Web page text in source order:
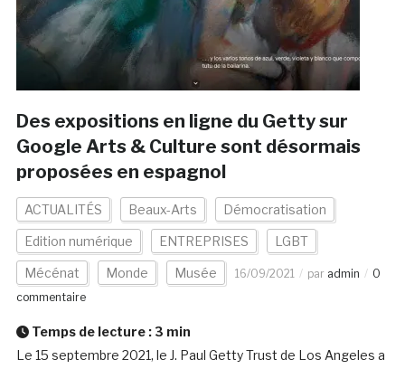
Des expositions en ligne du Getty sur
Google Arts & Culture sont désormais
proposées en espagnol
ACTUALITÉS Beaux-Arts Démocratisation
Edition numérique ENTREPRISES LGBT
Mécénat Monde Musée 16/09/2021 par admin
0
commentaire
Temps de lecture : 3 min
Le 15 septembre 2021, le J. Paul Getty Trust de Los Angeles a